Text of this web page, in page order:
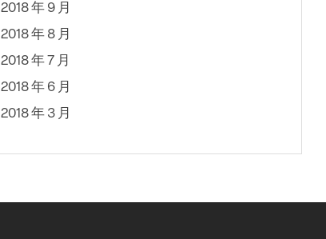
2018 年 9 月
2018 年 8 月
2018 年 7 月
2018 年 6 月
2018 年 3 月